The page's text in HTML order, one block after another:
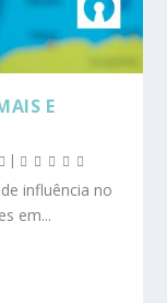
E
|
influência no
em...